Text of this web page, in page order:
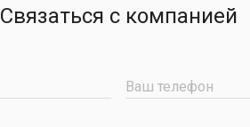
Связаться с компанией
Ваш телефон